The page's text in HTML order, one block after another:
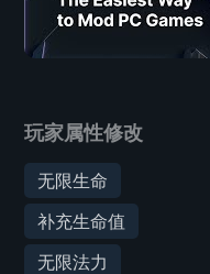
玩家属性修改
无限生命
补充生命值
无限法力